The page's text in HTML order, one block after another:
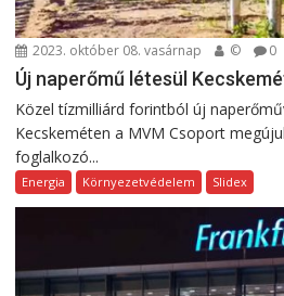
2023. október 08. vasárnap © 0
Új naperőmű létesül
Közel tízmilliárd forintból új
Kecskeméten a MVM Csoport
foglalkozó...
Energia Környezetvédelem Slidex